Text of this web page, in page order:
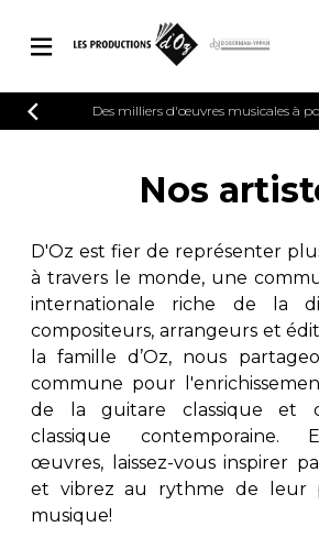
CATALOGUE
riche en œuvres originales et en
arrangements de qualité.
PARTITIONS POUR GUITARE
PARTITIONS POUR AUTRES
INSTRUMENTS
PARTITIONS POUR ENSEMBLES
CONNEXION
INSCRIPTION
Des milliers d'œuvres musicales à
riche en œuvres originales et en
arrangements de qualité.
Nos
D'Oz est fier de représenter
à travers le monde, une
internationale riche de la
compositeurs, arrangeurs et
la famille d’Oz, nous
commune pour
de la guitare classique et
classique contemporaine.
œuvres, laissez-vous inspirer
et vibrez au rythme de leur
musique!